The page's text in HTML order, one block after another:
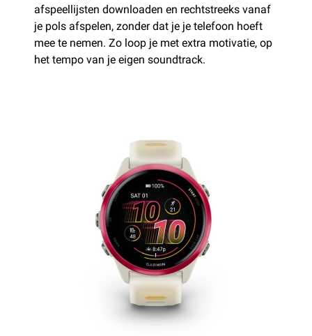
afspeellijsten downloaden en rechtstreeks vanaf
je pols afspelen, zonder dat je je telefoon hoeft
mee te nemen. Zo loop je met extra motivatie, op
het tempo van je eigen soundtrack.